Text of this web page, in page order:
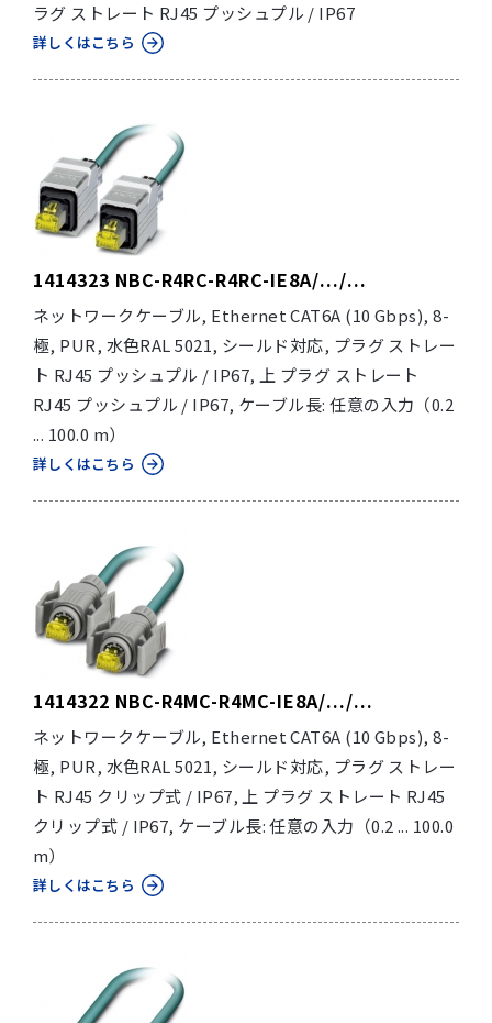
ラグ ストレート RJ45 プッシュプル / IP67
詳しくはこちら
1414323 NBC-R4RC-R4RC-IE8A/.../...
ネットワークケーブル, Ethernet CAT6A (10 Gbps), 8-
極, PUR, 水色RAL 5021, シールド対応, プラグ ストレー
ト RJ45 プッシュプル / IP67, 上 プラグ ストレート
RJ45 プッシュプル / IP67, ケーブル長: 任意の入力（0.2
... 100.0 m）
詳しくはこちら
1414322 NBC-R4MC-R4MC-IE8A/.../...
ネットワークケーブル, Ethernet CAT6A (10 Gbps), 8-
極, PUR, 水色RAL 5021, シールド対応, プラグ ストレー
ト RJ45 クリップ式 / IP67, 上 プラグ ストレート RJ45
クリップ式 / IP67, ケーブル長: 任意の入力（0.2 ... 100.0
m）
詳しくはこちら